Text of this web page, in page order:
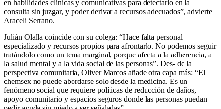
en habilidades clínicas y comunicativas para detectarlo en la
consulta sin juzgar, y poder derivar a recursos adecuados”, advierte
Araceli Serrano.
Julián Olalla coincide con su colega: “Hace falta personal
especializado y recursos propios para afrontarlo. No podemos seguir
tratándolo como un tema marginal, porque afecta a la adherencia, a
la salud mental y a la vida social de las personas”. Des- de la
perspectiva comunitaria, Oliver Marcos añade otra capa más: “El
chemsex no puede abordarse solo desde la medicina. Es un
fenómeno social que requiere políticas de reducción de daños,
apoyo comunitario y espacios seguros donde las personas puedan